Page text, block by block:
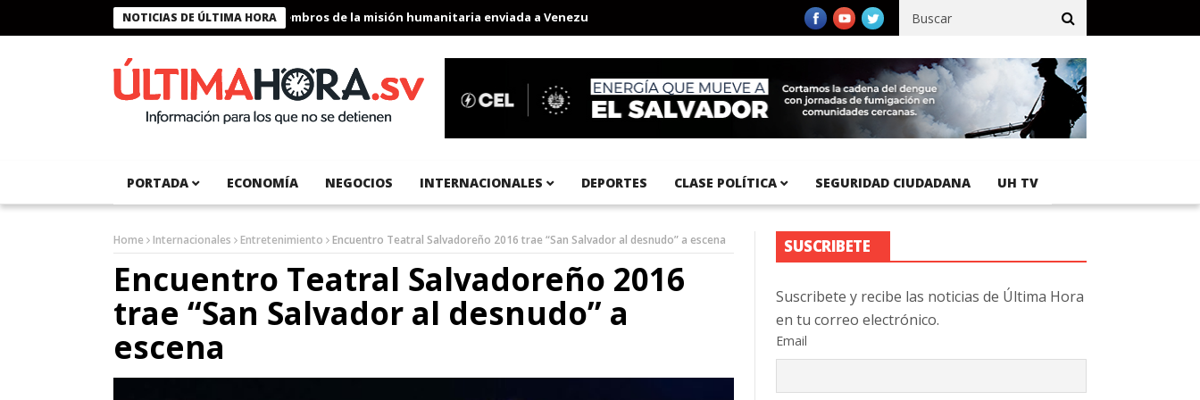
NOTICIAS DE ÚLTIMA HORA
Presidente Bukele condecora a miembros de la misión humanitaria enviada a Venezuela Aeropuerto Internacional del Pacífico registra 92 % de avance en obras de terracería
PORTADA ECONOMÍA NEGOCIOS INTERNACIONALES DEPORTES CLASE POLÍTICA SEGURIDAD CIUDADANA UH TV
Home Internacionales Entretenimiento Encuentro Teatral Salvadoreño 2016 trae “San Salvador al desnudo” a escena
Encuentro Teatral Salvadoreño 2016
trae “San Salvador al desnudo” a
escena
SUSCRIBETE
Suscribete y recibe las noticias de Última Hora
en tu correo electrónico.
Email